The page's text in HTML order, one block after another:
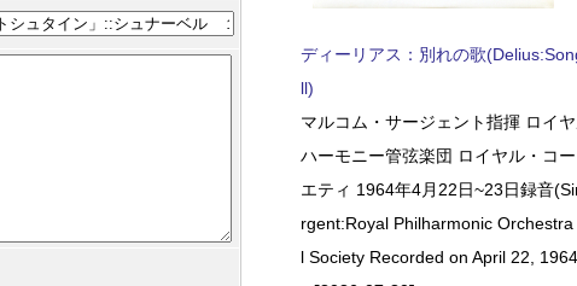
ディーリアス：別れの歌
ll)
マルコム・サージェント指揮 ロイ
ハーモニー管弦楽団 ロイヤル・コ
エティ 1964年4月22日~23日録音
rgent:Royal Philharmonic
l Society Recorded on April 22,